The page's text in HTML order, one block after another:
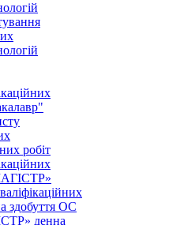
робіт
здобуття ОС
денна